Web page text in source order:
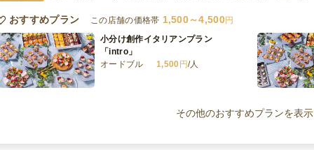
おすすめプラン この店舗の価格帯 1,500～4,500円
小分け創作イタリアンプラン
「intro」
オードブル
1,500 円/人
その他のおすすめプランを表示